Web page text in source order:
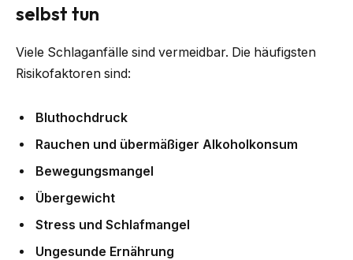
selbst tun
Viele Schlaganfälle sind vermeidbar. Die häufigsten
Risikofaktoren sind:
Bluthochdruck
Rauchen und übermäßiger Alkoholkonsum
Bewegungsmangel
Übergewicht
Stress und Schlafmangel
Ungesunde Ernährung